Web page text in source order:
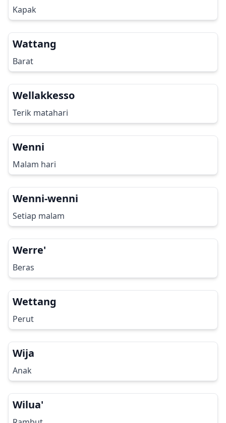
Kapak
Wattang
Barat
Wellakkesso
Terik matahari
Wenni
Malam hari
Wenni-wenni
Setiap malam
Werre'
Beras
Wettang
Perut
Wija
Anak
Wilua'